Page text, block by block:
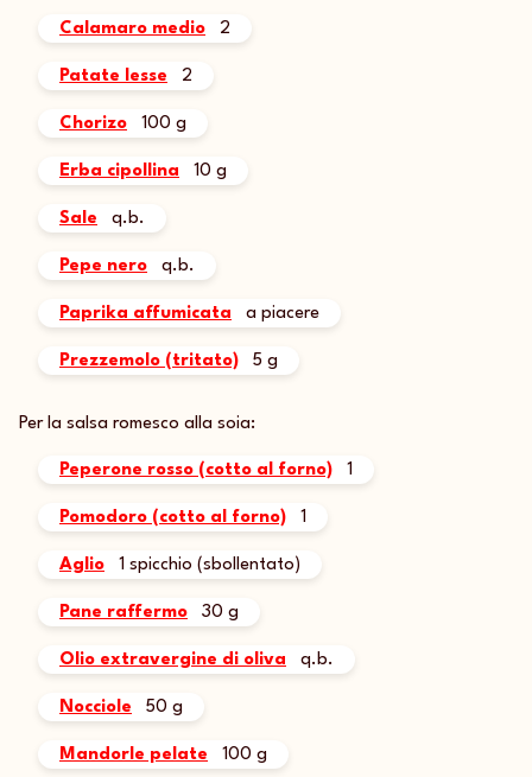
Calamaro medio 2
Patate lesse 2
Chorizo 100 g
Erba cipollina 10 g
Sale q.b.
Pepe nero q.b.
Paprika affumicata a piacere
Prezzemolo (tritato) 5 g
Per la salsa romesco alla soia:
Peperone rosso (cotto al forno) 1
Pomodoro (cotto al forno) 1
Aglio 1 spicchio (sbollentato)
Pane raffermo 30 g
Olio extravergine di oliva q.b.
Nocciole 50 g
Mandorle pelate 100 g